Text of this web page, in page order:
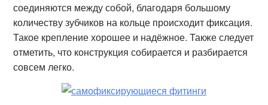
соединяются между собой, благодаря большому
количеству зубчиков на кольце происходит фиксация.
Такое крепление хорошее и надёжное. Также следует
отметить, что конструкция собирается и разбирается
совсем легко.